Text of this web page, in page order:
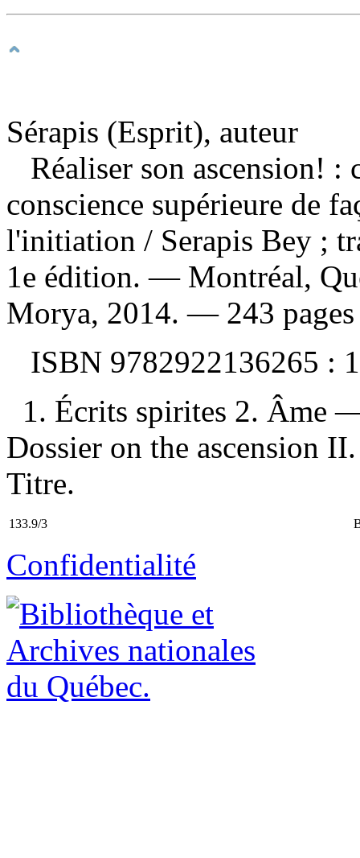
Sérapis (Esprit), auteur
Réaliser son ascension! :
conscience supérieure de
l'initiation / Serapis Bey ;
1e édition. — Montréal,
Morya, 2014. — 243
ISBN 9782922136265 :
1. Écrits spirites 2. Âme
Dossier on the ascension
Titre.
133.9/3
Confidentialité